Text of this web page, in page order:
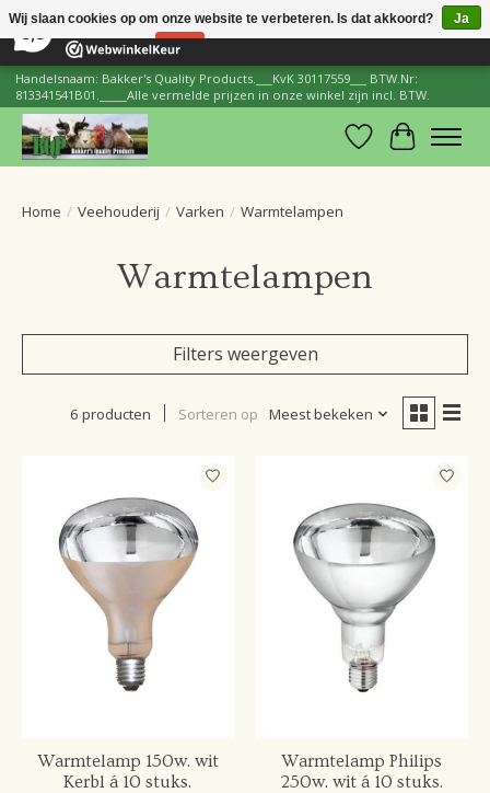
206 Reviews ×
Handelsnaam: Bakker's Quality Products.___KvK 30117559___ BTW.Nr:
813341541B01._____Alle vermelde prijzen in onze winkel zijn incl. BTW.
Verlanglijst
Home / Veehouderij / Varken / Warmtelampen
Warmtelampen
Filters weergeven
6 producten Sorteren op Meest bekeken
Warmtelamp 150w. wit
Kerbl á 10 stuks.
Warmtelamp Philips
250w. wit á 10 stuks.
Wij slaan cookies op om onze website te verbeteren. Is dat akkoord?
Ja
Nee